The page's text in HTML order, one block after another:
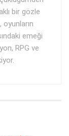
bir gözle
emeği
RPG ve